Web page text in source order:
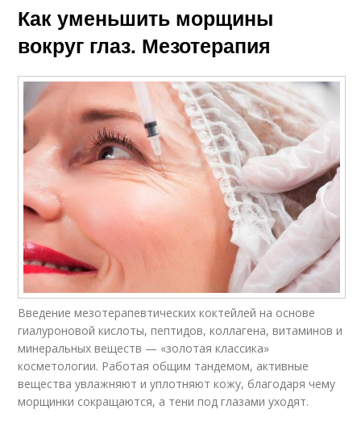
Как уменьшить морщины
вокруг глаз. Мезотерапия
Введение мезотерапевтических коктейлей на основе
гиалуроновой кислоты, пептидов, коллагена, витаминов и
минеральных веществ — «золотая классика»
косметологии. Работая общим тандемом, активные
вещества увлажняют и уплотняют кожу, благодаря чему
морщинки сокращаются, а тени под глазами уходят.